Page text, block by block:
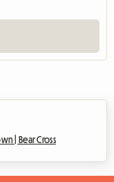
|Bear Cross